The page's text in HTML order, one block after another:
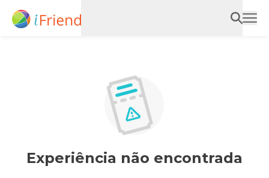
Experiência não encontrada